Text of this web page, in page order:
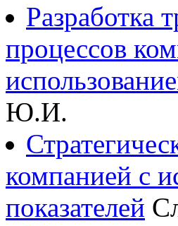
Разработка
процессов
Ю.И.
компанией с
показателей